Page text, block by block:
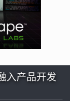
入产品开发